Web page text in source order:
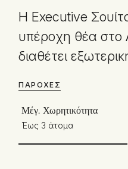
Η Executive
υπέροχη θέα στο
διαθέτει
ΠΑΡΟΧΈΣ
Μέγ. Χωρητικότητα
Έως 3 άτομα